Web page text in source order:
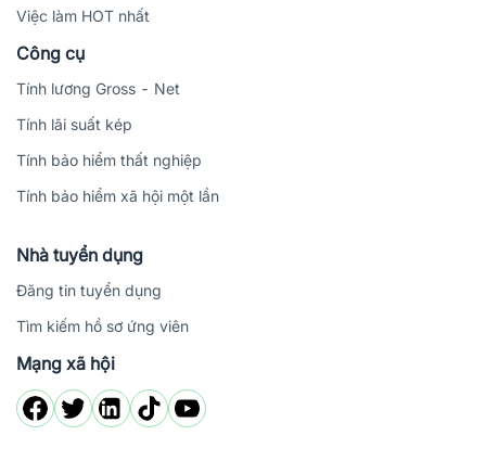
Việc làm HOT nhất
Công cụ
Tính lương Gross - Net
Tính lãi suất kép
Tính bảo hiểm thất nghiệp
Tính bảo hiểm xã hội một lần
Nhà tuyển dụng
Đăng tin tuyển dụng
Tìm kiếm hồ sơ ứng viên
Mạng xã hội